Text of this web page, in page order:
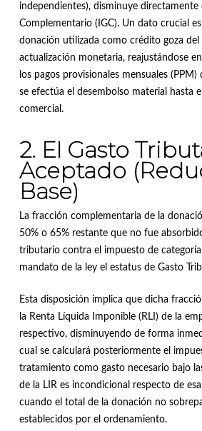
independientes), disminuye directamente
Complementario (IGC). Un dato crucial
donación utilizada como crédito goza del
actualización monetaria, reajustándose
los pagos provisionales mensuales
se efectúa el desembolso material hasta
comercial .
2. El Gasto
Aceptado
Base)
La fracción complementaria de la
50% o 65% restante que no fue
tributario contra el impuesto de
mandato de la ley el estatus de Gasto
Esta disposición implica que dicha
la Renta Líquida Imponible (RLI) de la
respectivo, disminuyendo de forma
cual se calculará posteriormente el
tratamiento como gasto necesario bajo
de la LIR es incondicional respecto de
cuando el total de la donación no
establecidos por el ordenamiento.